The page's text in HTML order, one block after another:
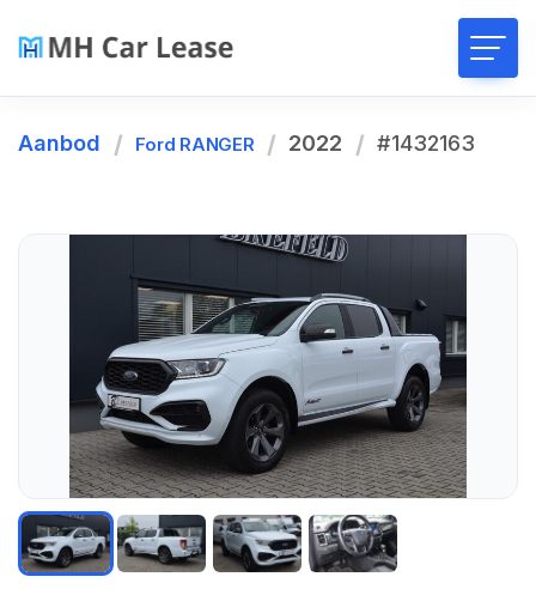
Aanbod Ford RANGER 2022 #1432163